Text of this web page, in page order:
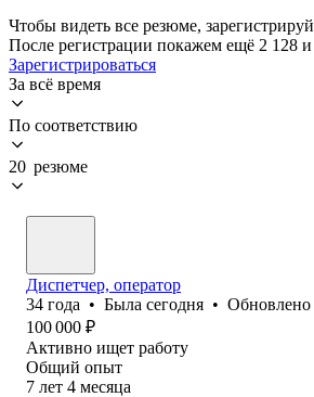
Чтобы видеть все резюме,
После регистрации покажем ещё 2 128
Зарегистрироваться
За всё время
По соответствию
20 резюме
Диспетчер, оператор
34 года • Была сегодня • Обновлено
100 000 ₽
Активно ищет работу
Общий опыт
7 лет 4 месяца